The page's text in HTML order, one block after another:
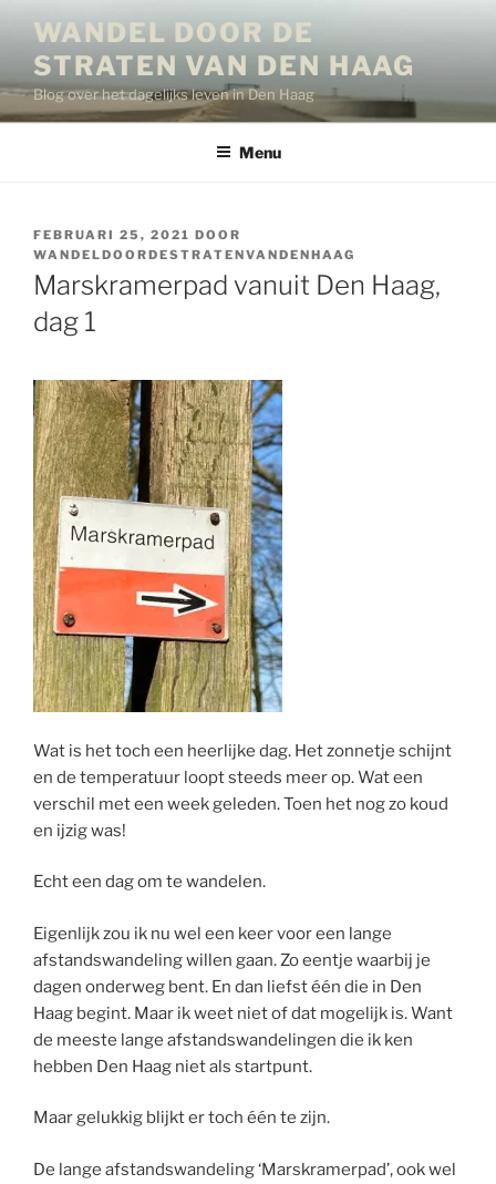
inhoud
WANDEL DOOR DE
STRATEN VAN DEN HAAG
Blog over het dagelijks leven in Den Haag
Menu
GEPLAATST
OP
FEBRUARI 25, 2021 DOOR
WANDELDOORDESTRATENVANDENHAAG
Marskramerpad vanuit Den Haag,
dag 1
Wat is het toch een heerlijke dag. Het zonnetje schijnt
en de temperatuur loopt steeds meer op. Wat een
verschil met een week geleden. Toen het nog zo koud
en ijzig was!
Echt een dag om te wandelen.
Eigenlijk zou ik nu wel een keer voor een lange
afstandswandeling willen gaan. Zo eentje waarbij je
dagen onderweg bent. En dan liefst één die in Den
Haag begint. Maar ik weet niet of dat mogelijk is. Want
de meeste lange afstandswandelingen die ik ken
hebben Den Haag niet als startpunt.
Maar gelukkig blijkt er toch één te zijn.
De lange afstandswandeling ‘Marskramerpad’, ook wel